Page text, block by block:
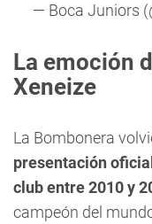
— Boca Juniors
La emoción
Xeneize
La Bombonera
presentación
club entre 2010 y
campeón del